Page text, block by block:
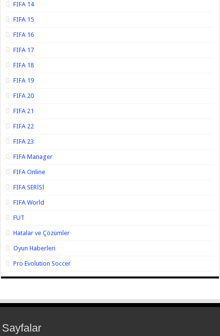
FIFA 14
FIFA 15
FIFA 16
FIFA 17
FIFA 18
FIFA 19
FIFA 20
FIFA 21
FIFA 22
FIFA 23
FIFA Manager
FIFA Online
FIFA SERİSİ
FIFA World
FUT
Hatalar ve Çözümler
Oyun Haberleri
Pro Evolution Soccer
Sayfalar